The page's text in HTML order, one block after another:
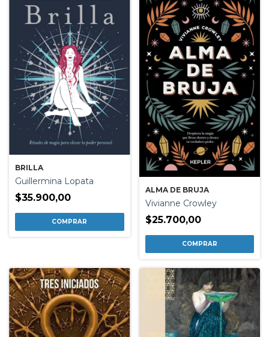
BRILLA
Guillermina Lopata
$35.900,00
ALMA DE BRUJA
Vivianne Crowley
$25.700,00